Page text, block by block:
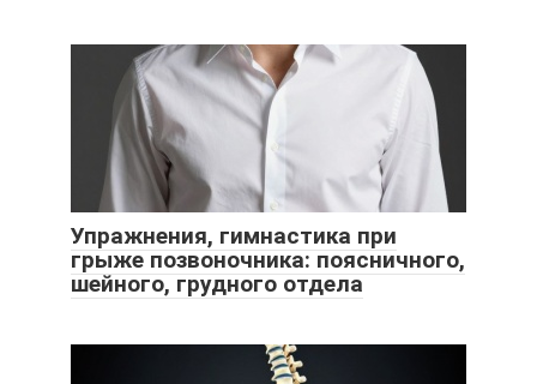
Упражнения, гимнастика при
грыже позвоночника: поясничного,
шейного, грудного отдела